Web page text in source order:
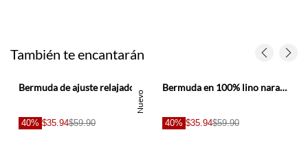
También te encantarán
Nuevo
Bermuda de ajuste relajado con pretina elástica y cordón en lino gris para hombre
40% $35.94$59.90
Bermuda en 100% lino naranja para hombre
40% $35.94$59.90